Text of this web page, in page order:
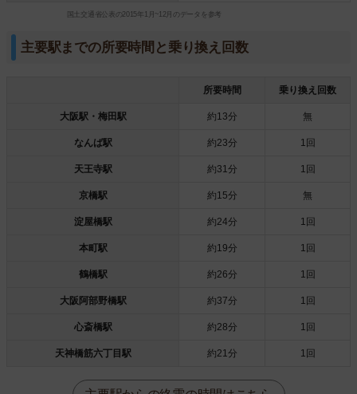
国土交通省公表の2015年1月~12月のデータを参考
主要駅までの所要時間と乗り換え回数
所要時間 乗り換え回数
大阪駅・梅田駅 約13分 無
なんば駅 約23分 1回
天王寺駅 約31分 1回
京橋駅 約15分 無
淀屋橋駅 約24分 1回
本町駅 約19分 1回
鶴橋駅 約26分 1回
大阪阿部野橋駅 約37分 1回
心斎橋駅 約28分 1回
天神橋筋六丁目駅 約21分 1回